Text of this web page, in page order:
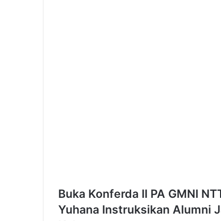
h
i
Buka Konferda II PA GMNI
Yuhana Instruksikan Alumni